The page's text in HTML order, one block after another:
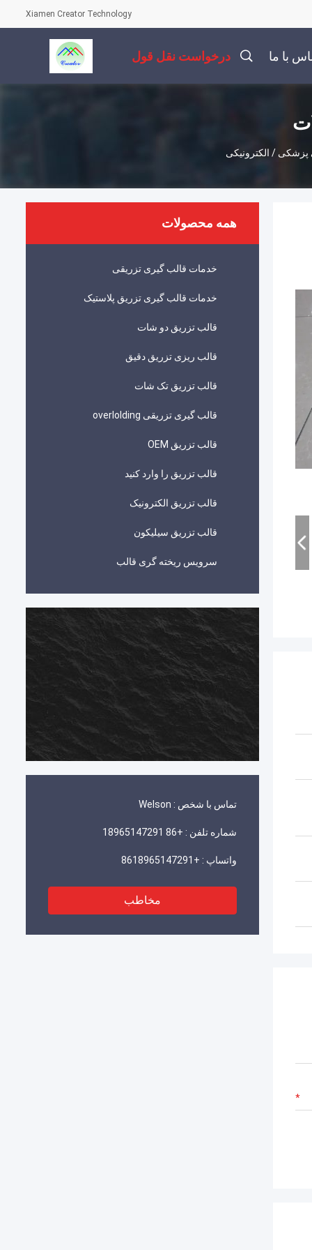
Xiamen Creator Technology
با ما درخواست نقل قول
پزشکی / الکترونیکی
همه محصولات
خدمات قالب گیری تزریقی
خدمات قالب گیری تزریق پلاستیک
قالب تزریق دو شات
قالب ریزی تزریق دقیق
قالب تزریق تک شات
قالب گیری تزریقی overlolding
قالب تزریق OEM
قالب تزریق را وارد کنید
قالب تزریق الکترونیک
قالب تزریق سیلیکون
سرویس ریخته گری قالب
تماس با شخص : Welson
شماره تلفن : +86 18965147291
واتساپ : +8618965147291
مخاطب